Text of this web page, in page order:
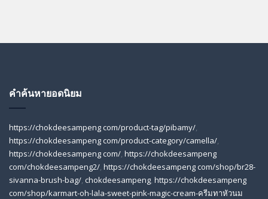
คำค้นหายอดนิยม
https://chokdeesampeng com/product-tag/pibamy/,
https://chokdeesampeng com/product-category/camella/,
https://chokdeesampeng com/, https://chokdeesampeng
com/chokdeesampeng2/, https://chokdeesampeng com/shop/br28-
sivanna-brush-bag/, chokdeesampeng, https://chokdeesampeng
com/shop/karmart-oh-lala-sweet-pink-magic-cream-ครีมทาหัวนม